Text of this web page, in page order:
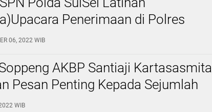
Penerimaan di Polres
06, 2022 WIB
AKBP Santiaji Kartasasmita
Pesan Penting Kepada Sejumlah
Sertijab
WIB